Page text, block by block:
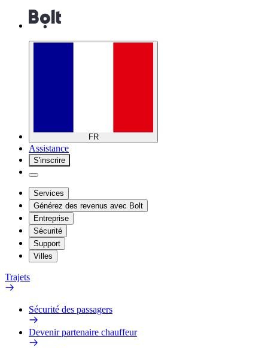
FR
Assistance
S'inscrire
Services
Générez des revenus avec Bolt
Entreprise
Sécurité
Support
Villes
Trajets
Sécurité des passagers
Devenir partenaire chauffeur